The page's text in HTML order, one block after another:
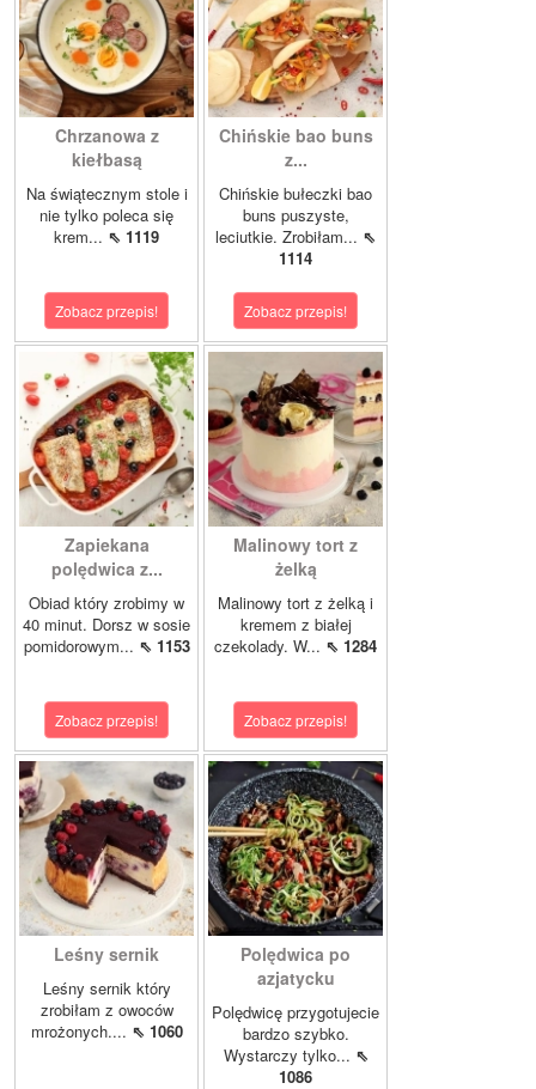
Chrzanowa z
kiełbasą
Na świątecznym stole i
nie tylko poleca się
krem... ⇖ 1119
Zobacz przepis!
Chińskie bao buns
z...
Chińskie bułeczki bao
buns puszyste,
leciutkie. Zrobiłam... ⇖
1114
Zobacz przepis!
Zapiekana
polędwica z...
Obiad który zrobimy w
40 minut. Dorsz w sosie
pomidorowym... ⇖ 1153
Zobacz przepis!
Malinowy tort z
żelką
Malinowy tort z żelką i
kremem z białej
czekolady. W... ⇖ 1284
Zobacz przepis!
Leśny sernik
Leśny sernik który
zrobiłam z owoców
mrożonych.... ⇖ 1060
Polędwica po
azjatycku
Polędwicę przygotujecie
bardzo szybko.
Wystarczy tylko... ⇖
1086